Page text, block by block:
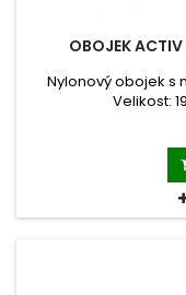
OBOJEK ACTIV
Nylonový obojek s
Velikost: